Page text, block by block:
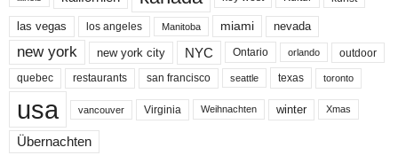
las vegas los angeles Manitoba miami nevada
new york new york city NYC Ontario orlando outdoor
quebec restaurants san francisco seattle texas toronto
usa vancouver Virginia Weihnachten winter Xmas
Übernachten